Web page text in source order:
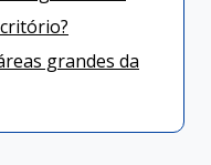
grandes da